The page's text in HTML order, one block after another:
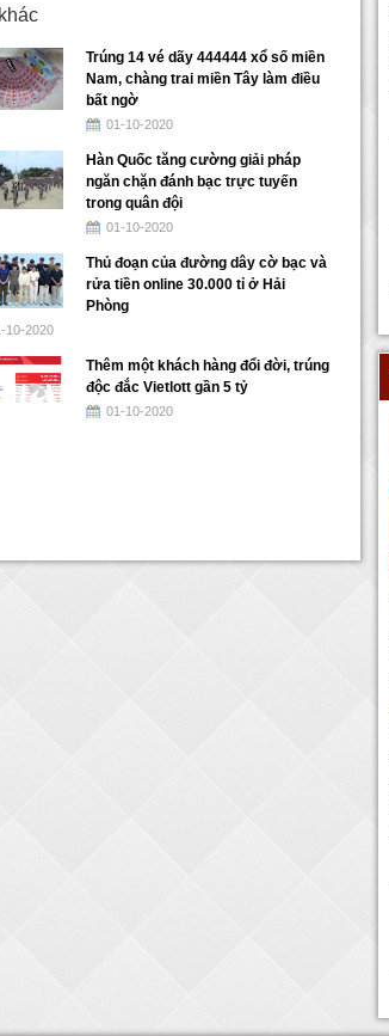
Trúng 14 vé dãy 444444 xổ số miền
Nam, chàng trai miền Tây làm điều
bất ngờ
01-10-2020
Hàn Quốc tăng cường giải pháp
ngăn chặn đánh bạc trực tuyến
trong quân đội
01-10-2020
Thủ đoạn của đường dây cờ bạc và
rửa tiền online 30.000 tỉ ở Hải
Phòng
10-2020
Thêm một khách hàng đổi đời, trúng
độc đắc Vietlott gần 5 tỷ
01-10-2020